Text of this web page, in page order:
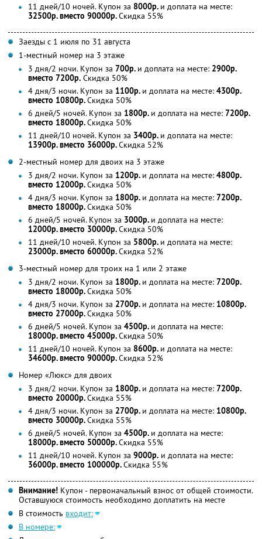
11 дней/10 ночей. Купон за 8000р. и доплата на месте:
32500р. вместо 90000р.Скидка 55%
Заезды с 1 июля по 31 августа
1-местный номер на 3 этаже
3 дня/2 ночи. Купон за 700р. и доплата на месте: 2900р.
вместо 7200р. Скидка 50%
4 дня/3 ночи. Купон за 1100р. и доплата на месте: 4300р.
вместо 10800р.Скидка 50%
6 дней/5 ночей. Купон за 1800р. и доплата на месте: 7200р.
вместо 18000р.Скидка 50%
11 дней/10 ночей. Купон за 3400р. и доплата на месте:
13900р. вместо 36000р.Скидка 52%
2-местный номер для двоих на 3 этаже
3 дня/2 ночи. Купон за 1200р. и доплата на месте: 4800р.
вместо 12000р.Скидка 50%
4 дня/3 ночи. Купон за 1800р. и доплата на месте: 7200р.
вместо 18000р.Скидка 50%
6 дней/5 ночей. Купон за 3000р. и доплата на месте:
12000р. вместо 30000р.Скидка 50%
11 дней/10 ночей. Купон за 5800р. и доплата на месте:
23000р. вместо 60000р.Скидка 52%
3-местный номер для троих на 1 или 2 этаже
3 дня/2 ночи. Купон за 1800р. и доплата на месте: 7200р.
вместо 18000р.Скидка 50%
4 дня/3 ночи. Купон за 2700р. и доплата на месте: 10800р.
вместо 27000р.Скидка 50%
6 дней/5 ночей. Купон за 4500р. и доплата на месте:
18000р. вместо 45000р.Скидка 50%
11 дней/10 ночей. Купон за 8600р. и доплата на месте:
34600р. вместо 90000р.Скидка 52%
Номер «Люкс» для двоих
3 дня/2 ночи. Купон за 1800р. и доплата на месте: 7200р.
вместо 20000р.Скидка 55%
4 дня/3 ночи. Купон за 2700р. и доплата на месте: 10800р.
вместо 30000р.Скидка 55%
6 дней/5 ночей. Купон за 4500р. и доплата на месте:
18000р. вместо 50000р.Скидка 55%
11 дней/10 ночей. Купон за 9000р. и доплата на месте:
36000р. вместо 100000р.Скидка 55%
Внимание! Купон - первоначальный взнос от общей стоимости.
Оставшуюся стоимость необходимо доплатить на месте
В стоимость входит:
В номере: